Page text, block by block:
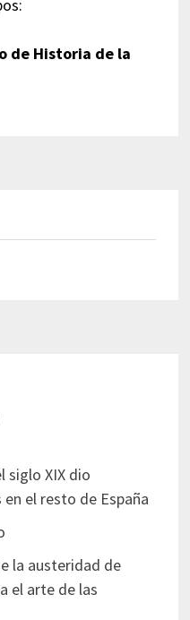
de Historia de la
siglo XIX dio
el resto de España
la austeridad de
el arte de las